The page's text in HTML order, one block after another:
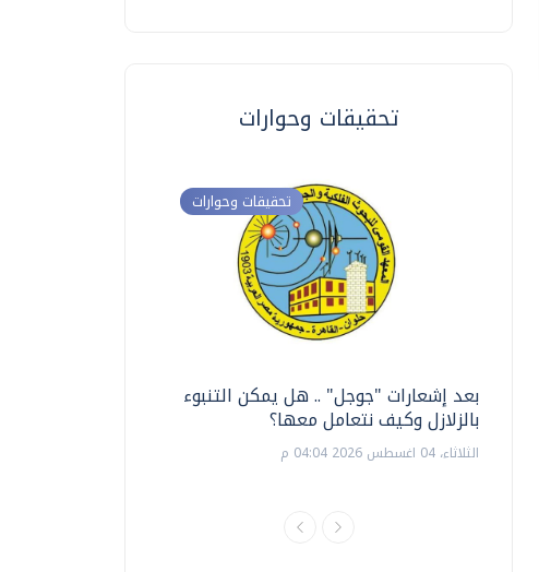
تحقيقات وحوارات
تحقيقات وحوارات
بعد إشعارات "جوجل" .. هل يمكن التنبوء
بالزلازل وكيف نتعامل معها؟
الثلاثاء، 04 اغسطس 2026 04:04 م